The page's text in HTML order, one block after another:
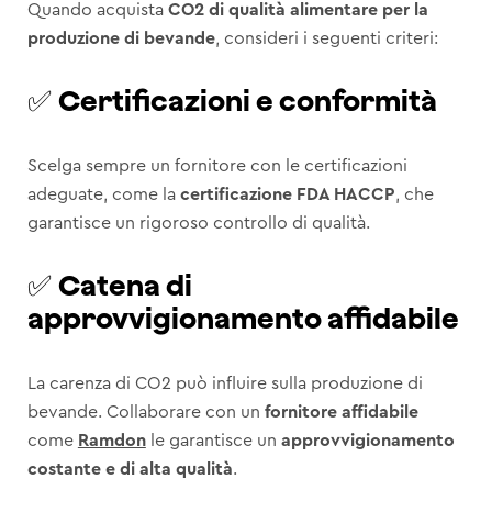
Quando acquista CO2 di qualità alimentare per la
produzione di bevande, consideri i seguenti criteri:
✅ Certificazioni e conformità
Scelga sempre un fornitore con le certificazioni
adeguate, come la certificazione FDA HACCP, che
garantisce un rigoroso controllo di qualità.
✅ Catena di
approvvigionamento affidabile
La carenza di CO2 può influire sulla produzione di
bevande. Collaborare con un fornitore affidabile
come Ramdonle garantisce un approvvigionamento
costante e di alta qualità.